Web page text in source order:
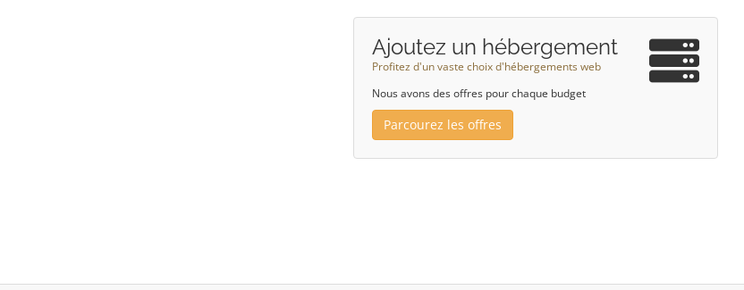
Ajoutez un hébergement
Profitez d'un vaste choix d'hébergements web
Nous avons des offres pour chaque budget
Parcourez les offres